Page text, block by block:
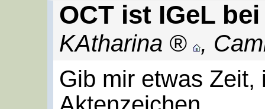
OCT ist IGeL
KAtharina ,
Gib mir etwas